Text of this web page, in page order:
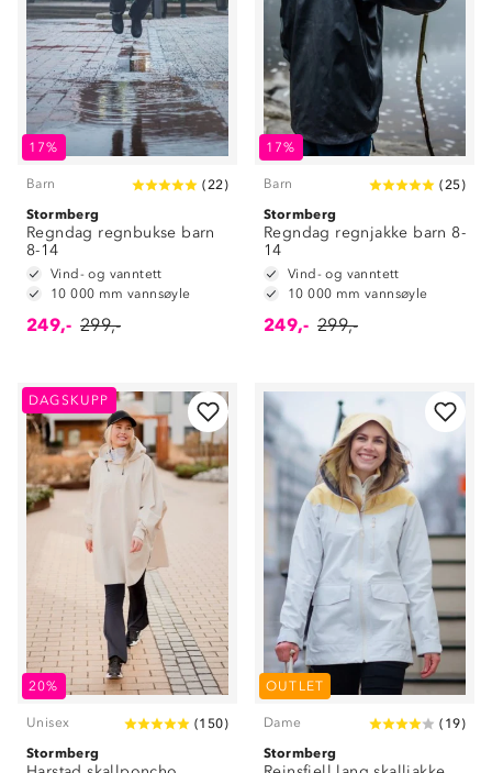
17%
Barn (22)
Stormberg
Regndag regnbukse barn
8-14
Vind- og vanntett
10 000 mm vannsøyle
249,- 299,-
17%
Barn (25)
Stormberg
Regndag regnjakke barn 8-
14
Vind- og vanntett
10 000 mm vannsøyle
249,- 299,-
DAGSKUPP
20%
Unisex (150)
Stormberg
OUTLET
Dame ( 19)
Stormberg